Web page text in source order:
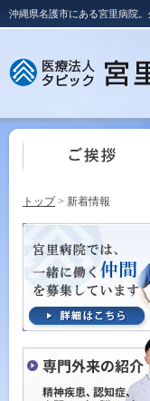
沖縄県名護市にある宮里病院
トップ> 新着情報